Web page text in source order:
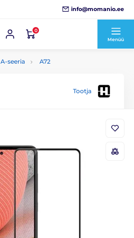
info@momanio.ee
0
Menüü
A-seeria A72
Tootja